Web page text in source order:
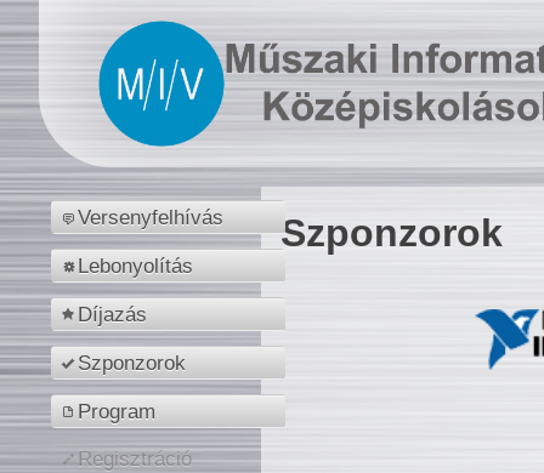
Versenyfelhívás
Lebonyolítás
Díjazás
Szponzorok
Program
Regisztráció
Szponzorok